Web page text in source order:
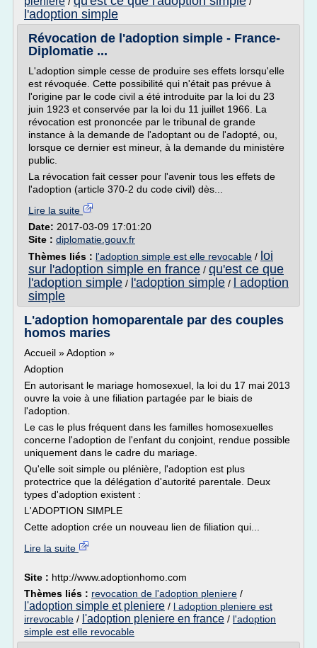
l'adoption simple
Révocation de l'adoption simple - France-
Diplomatie ...
L'adoption simple cesse de produire ses effets lorsqu'elle
est révoquée. Cette possibilité qui n'était pas prévue à
l'origine par le code civil a été introduite par la loi du 23
juin 1923 et conservée par la loi du 11 juillet 1966. La
révocation est prononcée par le tribunal de grande
instance à la demande de l'adoptant ou de l'adopté, ou,
lorsque ce dernier est mineur, à la demande du ministère
public.
La révocation fait cesser pour l'avenir tous les effets de
l'adoption (article 370-2 du code civil) dès...
Lire la suite
Date: 2017-03-09 17:01:20
Site : diplomatie.gouv.fr
Thèmes liés : l'adoption simple est elle revocable / loi
sur l'adoption simple en france / qu'est ce que
l'adoption simple / l'adoption simple /
l adoption
simple
L'adoption homoparentale par des couples
homos maries
Accueil » Adoption »
Adoption
En autorisant le mariage homosexuel, la loi du 17 mai 2013
ouvre la voie à une filiation partagée par le biais de
l'adoption.
Le cas le plus fréquent dans les familles homosexuelles
concerne l'adoption de l'enfant du conjoint, rendue possible
uniquement dans le cadre du mariage.
Qu'elle soit simple ou plénière, l'adoption est plus
protectrice que la délégation d'autorité parentale. Deux
types d'adoption existent :
L'ADOPTION SIMPLE
Cette adoption crée un nouveau lien de filiation qui...
Lire la suite
Site : http://www.adoptionhomo.com
Thèmes liés : revocation de l'adoption pleniere /
l'adoption simple et pleniere / l adoption pleniere est
irrevocable / l'adoption pleniere en france / l'adoption
simple est elle revocable